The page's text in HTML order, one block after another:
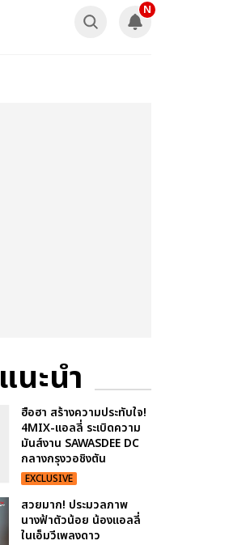
N
แนะนำ
ฮือฮา สร้างความประทับใจ!
4MIX-แอลลี่ ระเบิดความ
มันส์งาน SAWASDEE DC
กลางกรุงวอชิงตัน
EXCLUSIVE
สวยมาก! ประมวลภาพ
นางฟ้าตัวน้อย น้องแอลลี่
ในเอ็มวีเพลงดาว